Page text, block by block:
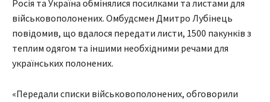
Росія та Україна обмінялися посилками та листами для
військовополонених. Омбудсмен Дмитро Лубінець
повідомив, що вдалося передати листи, 1500 пакунків з
теплим одягом та іншими необхідними речами для
українських полонених.
«Передали списки військовополонених, обговорили